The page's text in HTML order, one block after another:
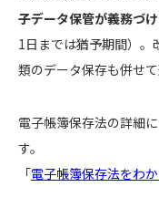
子データ保管が義務づけ
1日までは猶予期間）。
類のデータ保存も併せ
電子帳簿保存法の詳細
す。
「電子帳簿保存法をわ